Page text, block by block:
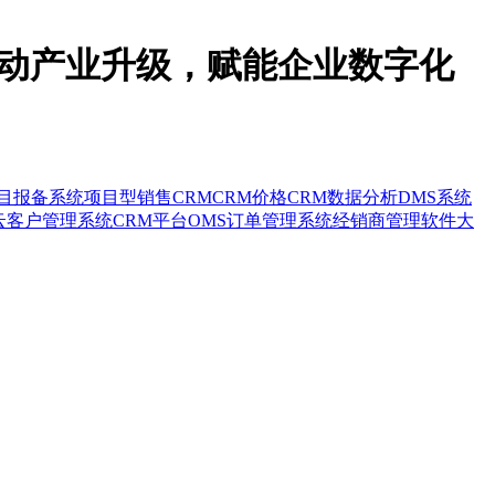
产业升级，赋能企业数字化
报备系统项目型销售CRMCRM价格CRM数据分析DMS系统
客户管理系统CRM平台OMS订单管理系统经销商管理软件大